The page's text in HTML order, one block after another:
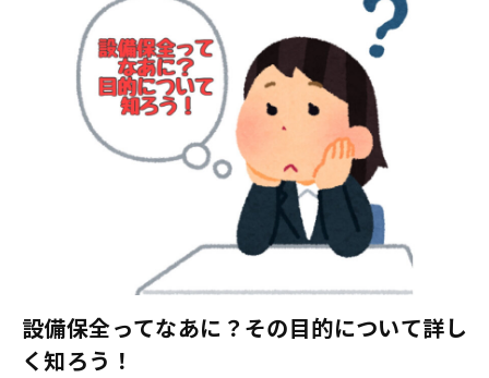
設備保全ってなあに？その目的について詳し
く知ろう！